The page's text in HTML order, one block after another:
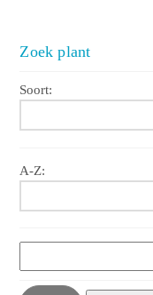
Zoek plant
Soort:
A-Z: